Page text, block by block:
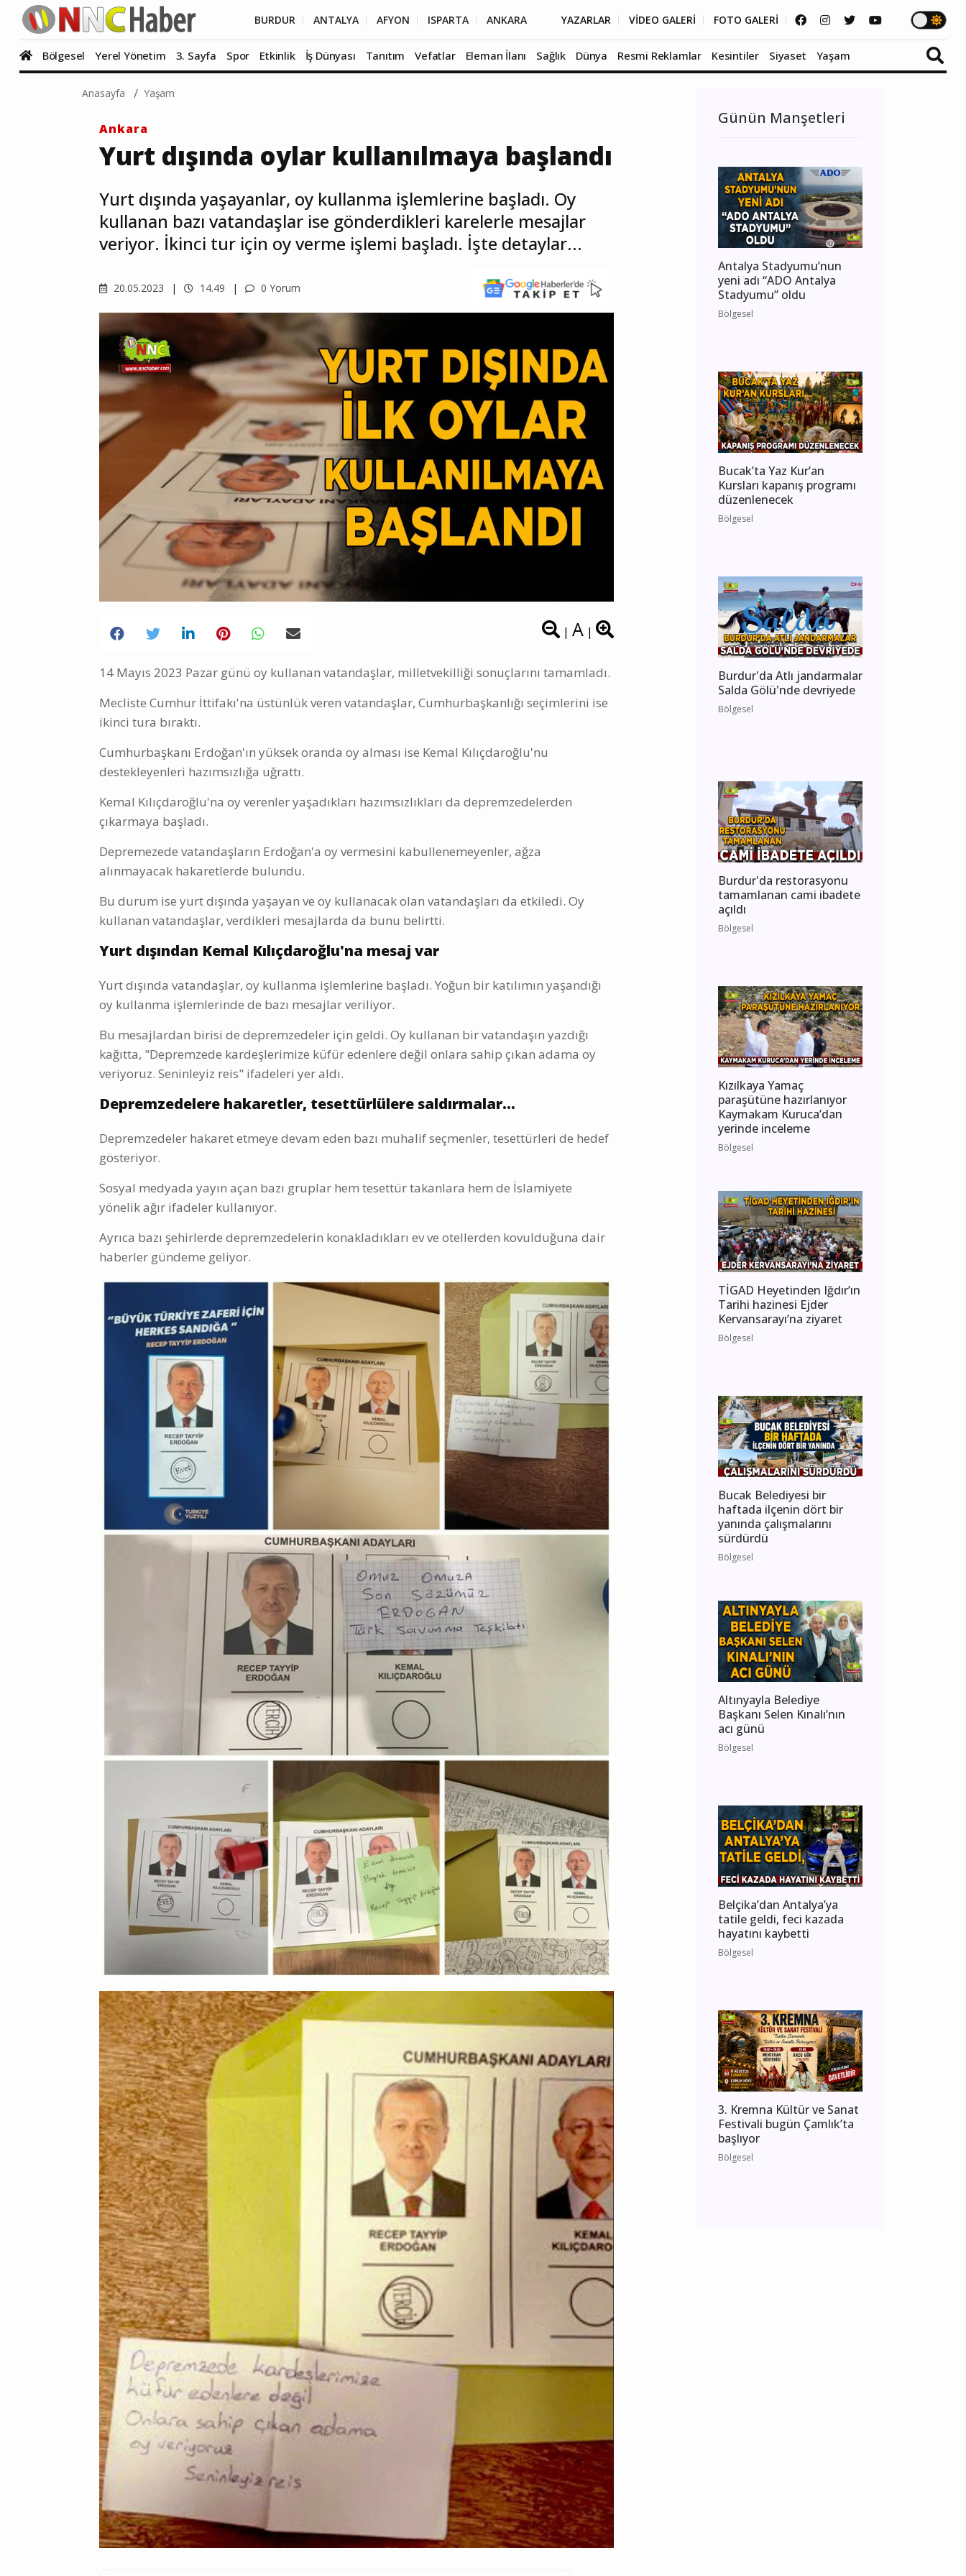
BURDUR ANTALYA AFYON ISPARTA ANKARA YAZARLAR VİDEO GALERİ FOTO GALERİ
Bölgesel Yerel Yönetim 3. Sayfa Spor Etkinlik İş Dünyası Tanıtım Vefatlar Eleman İlanı Sağlık Dünya Resmi Reklamlar Kesintiler Siyaset Yaşam
Anasayfa Yaşam
Ankara
Yurt dışında oylar kullanılmaya başlandı
Yurt dışında yaşayanlar, oy kullanma işlemlerine başladı. Oy
kullanan bazı vatandaşlar ise gönderdikleri karelerle mesajlar
veriyor. İkinci tur için oy verme işlemi başladı. İşte detaylar...
20.05.2023 14.49 0 Yorum
| A|
14 Mayıs 2023 Pazar günü oy kullanan vatandaşlar, milletvekilliği sonuçlarını tamamladı.
Mecliste Cumhur İttifakı'na üstünlük veren vatandaşlar, Cumhurbaşkanlığı seçimlerini ise
ikinci tura bıraktı.
Cumhurbaşkanı Erdoğan'ın yüksek oranda oy alması ise Kemal Kılıçdaroğlu'nu
destekleyenleri hazımsızlığa uğrattı.
Kemal Kılıçdaroğlu'na oy verenler yaşadıkları hazımsızlıkları da depremzedelerden
çıkarmaya başladı.
Depremezede vatandaşların Erdoğan'a oy vermesini kabullenemeyenler, ağza
alınmayacak hakaretlerde bulundu.
Bu durum ise yurt dışında yaşayan ve oy kullanacak olan vatandaşları da etkiledi. Oy
kullanan vatandaşlar, verdikleri mesajlarda da bunu belirtti.
Yurt dışından Kemal Kılıçdaroğlu'na mesaj var
Yurt dışında vatandaşlar, oy kullanma işlemlerine başladı. Yoğun bir katılımın yaşandığı
oy kullanma işlemlerinde de bazı mesajlar veriliyor.
Bu mesajlardan birisi de depremzedeler için geldi. Oy kullanan bir vatandaşın yazdığı
kağıtta, "Depremzede kardeşlerimize küfür edenlere değil onlara sahip çıkan adama oy
veriyoruz. Seninleyiz reis" ifadeleri yer aldı.
Depremzedelere hakaretler, tesettürlülere saldırmalar...
Depremzedeler hakaret etmeye devam eden bazı muhalif seçmenler, tesettürleri de hedef
gösteriyor.
Sosyal medyada yayın açan bazı gruplar hem tesettür takanlara hem de İslamiyete
yönelik ağır ifadeler kullanıyor.
Ayrıca bazı şehirlerde depremzedelerin konakladıkları ev ve otellerden kovulduğuna dair
haberler gündeme geliyor.
Günün Manşetleri
Antalya Stadyumu’nun
yeni adı “ADO Antalya
Stadyumu” oldu
Bölgesel
Bucak’ta Yaz Kur’an
Kursları kapanış programı
düzenlenecek
Bölgesel
Burdur'da Atlı jandarmalar
Salda Gölü'nde devriyede
Bölgesel
Burdur'da restorasyonu
tamamlanan cami ibadete
açıldı
Bölgesel
Kızılkaya Yamaç
paraşütüne hazırlanıyor
Kaymakam Kuruca’dan
yerinde inceleme
Bölgesel
TİGAD Heyetinden Iğdır’ın
Tarihi hazinesi Ejder
Kervansarayı’na ziyaret
Bölgesel
Bucak Belediyesi bir
haftada ilçenin dört bir
yanında çalışmalarını
sürdürdü
Bölgesel
Altınyayla Belediye
Başkanı Selen Kınalı’nın
acı günü
Bölgesel
Belçika’dan Antalya’ya
tatile geldi, feci kazada
hayatını kaybetti
Bölgesel
3. Kremna Kültür ve Sanat
Festivali bugün Çamlık’ta
başlıyor
Bölgesel